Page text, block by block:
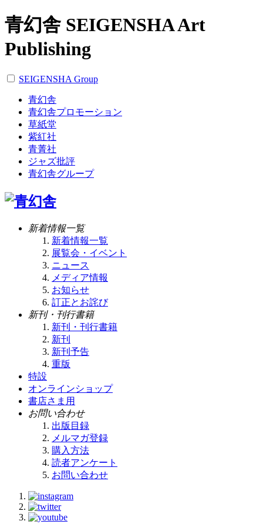
青幻舎 SEIGENSHA Art
Publishing
SEIGENSHA Group
青幻舎
青幻舎プロモーション
草紙堂
紫紅社
青菁社
ジャズ批評
青幻舎グループ
新着情報一覧
新着情報一覧
展覧会・イベント
ニュース
メディア情報
お知らせ
訂正とお詫び
新刊・刊行書籍
新刊・刊行書籍
新刊
新刊予告
重版
特設
オンラインショップ
書店さま用
お問い合わせ
出版目録
メルマガ登録
購入方法
読者アンケート
お問い合わせ